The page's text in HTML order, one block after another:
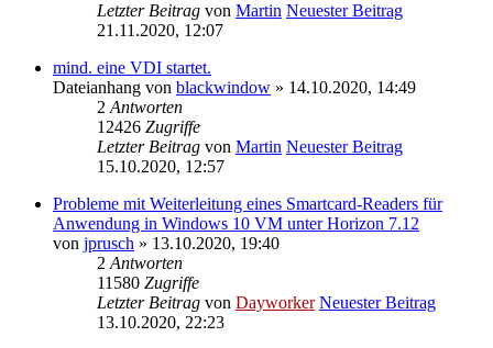
Letzter Beitrag von Martin Neuester Beitrag
21.11.2020, 12:07
mind. eine VDI startet.
Dateianhang von blackwindow » 14.10.2020, 14:49
2 Antworten
12426 Zugriffe
Letzter Beitrag von Martin Neuester Beitrag
15.10.2020, 12:57
Probleme mit Weiterleitung eines Smartcard-Readers für
Anwendung in Windows 10 VM unter Horizon 7.12
von jprusch » 13.10.2020, 19:40
2 Antworten
11580 Zugriffe
Letzter Beitrag von Dayworker Neuester Beitrag
13.10.2020, 22:23